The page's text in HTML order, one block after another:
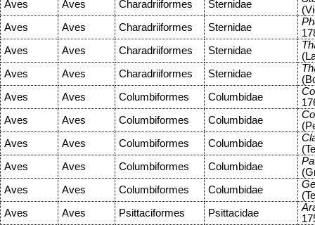
Aves Aves Charadriiformes Sternidae
Aves
Aves Charadriiformes Sternidae
Aves
Aves Charadriiformes Sternidae
Aves
Aves Charadriiformes Sternidae
Aves
Aves Columbiformes Columbidae
Aves
Aves Columbiformes Columbidae
Aves
Aves Columbiformes Columbidae
Aves
Aves Columbiformes Columbidae
Aves
Aves Columbiformes Columbidae
Aves
Aves Psittaciformes Psittacidae